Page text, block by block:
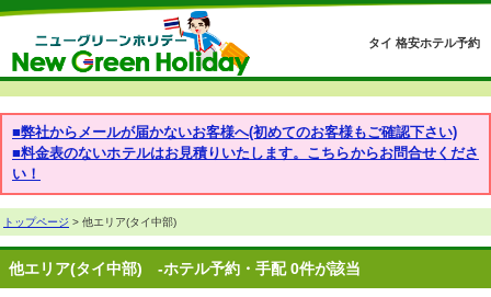
タイ 格安ホテル予約
■弊社からメールが届かないお客様へ(初めてのお客様もご確認下さい)
■料金表のないホテルはお見積りいたします。こちらからお問合せくださ
い！
トップページ > 他エリア(タイ中部)
他エリア(タイ中部) -ホテル予約・手配 0件が該当